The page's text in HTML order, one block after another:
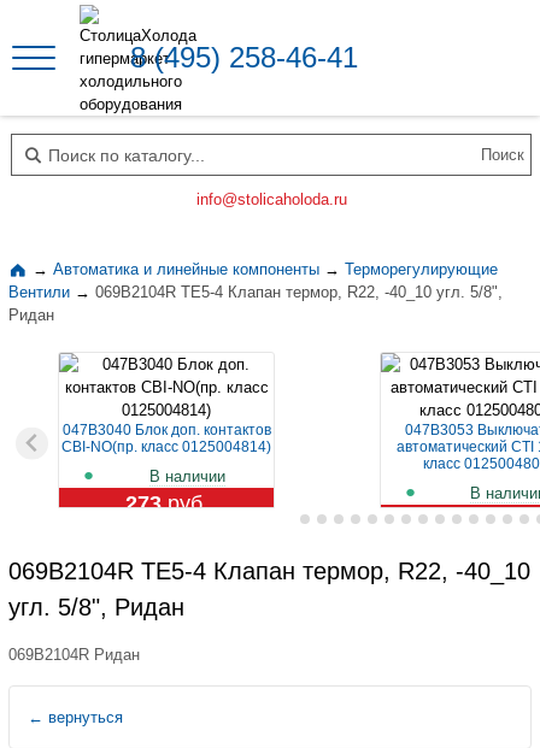
8 (495) 258-46-41
Поиск по каталогу
info@stolicaholoda.ru
→ Автоматика и линейные компоненты → Терморегулирующие
Вентили → 069B2104R TE5-4 Клапан термор, R22, -40_10 угл. 5/8",
Ридан
047B3040 Блок доп. контактов
CBI-NO(пр. класс 0125004814)
В наличии
273руб.
047B3053
автоматический CTI
класс
В
1 129 руб.
069B2104R TE5-4 Клапан термор, R22, -40_10
угл. 5/8", Ридан
069B2104R Ридан
← вернуться